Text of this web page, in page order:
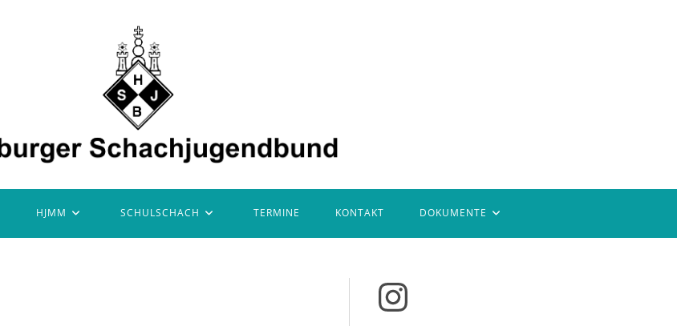
HJMM SCHULSCHACH TERMINE KONTAKT DOKUMENTE
Instagram